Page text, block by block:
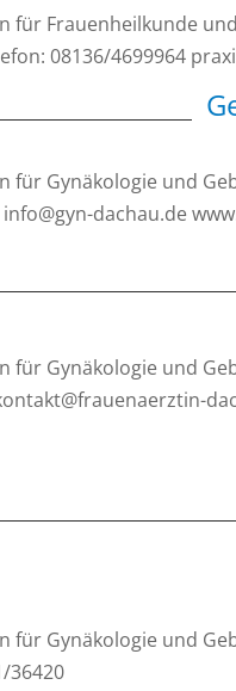
für Frauenheilkunde
08136/4699964
für Gynäkologie und
dachau.de
für Gynäkologie und
für Gynäkologie und
36420